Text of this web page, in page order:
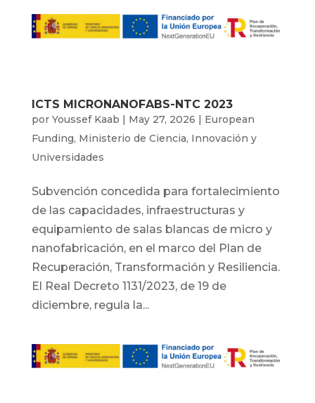
ICTS MICRONANOFABS-NTC 2023
por Youssef Kaab | May 27, 2026 | European
Funding, Ministerio de Ciencia, Innovación y
Universidades
Subvención concedida para fortalecimiento
de las capacidades, infraestructuras y
equipamiento de salas blancas de micro y
nanofabricación, en el marco del Plan de
Recuperación, Transformación y Resiliencia.
El Real Decreto 1131/2023, de 19 de
diciembre, regula la...